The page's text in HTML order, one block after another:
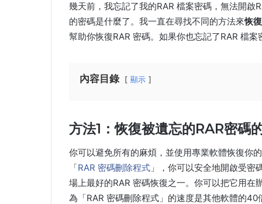
幾天前，我忘記了我的RAR 檔案密碼，無法開啟
的密碼是什麼了。我一直在尋找不同的方法來恢
幫助你恢復RAR 密碼。如果你也忘記了RAR 檔
內容目錄 顯示
方法1：恢復被遺忘的RAR密碼
你可以避免所有的麻煩，並使用專業軟體恢復你
「RAR 密碼刪除程式 」，你可以安全地開啟受密
場上最好的RAR 密碼恢復之一。你可以把它用在
為「RAR 密碼刪除程式」的速度是其他軟體的